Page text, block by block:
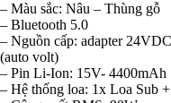
– Màu sắc: Nâu – Thùng gỗ
– Bluetooth 5.0
– Nguồn cấp: adapter
(auto volt)
– Pin Li-Ion: 15V- 4400mAh
– Hệ thống loa: 1x Loa Sub